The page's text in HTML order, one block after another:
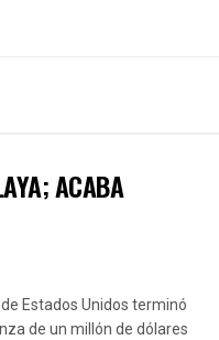
ACABA
Estados Unidos terminó
de un millón de dólares